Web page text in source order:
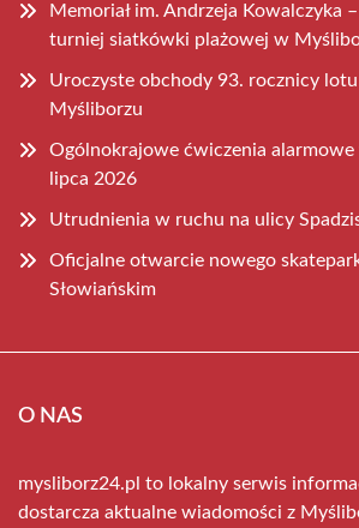
Memoriał im. Andrzeja Kowalczyka
turniej siatkówki plażowej w
Uroczyste obchody 93. rocznicy
Myśliborzu
Ogólnokrajowe ćwiczenia alarmowe
lipca 2026
Utrudnienia w ruchu na ulicy
Oficjalne otwarcie nowego
Słowiańskim
O NAS
mysliborz24.pl to lokalny serwis
dostarcza aktualne wiadomości z